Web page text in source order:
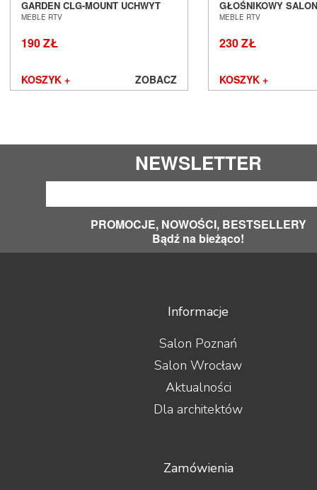
GARDEN CLG-MOUNT UCHWYT
MOCOWANIE SALON POZNAŃ
MEBLE RTV
190 ZŁ
KOSZYK + ZOBACZ
GŁOŚNIKOWY
WROCŁAW
MEBLE RTV
230 ZŁ
KOSZYK +
NEWSLETTER
PROMOCJE, NOWOŚCI, BESTSELLERY
Bądź na bieżąco!
Informacje
Salon Poznań
Salon Wrocław
Aktualności
Dla architektów
Zamówienia